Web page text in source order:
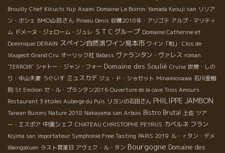
Brouilly Chef Kikuchi Yuji Asami Domaine Le Boiron Yamada Kyouji san リリア
ン・ボシェ BMO山田さん Pineau Denis 収穫2018年・アリゴテ アルプ・マリティ
ム ドメーヌ・ジェローム・ジュレ ＳＴＣグループ Domaine Catherine et
Dominique DERAIN スペイン自然派ワイン見本市 ワイン「和」
Clos de
Vougeot Grand Cru オーリック社 Babass ヴァランタン・ヴァレス roman
'TERROIR' シャトー・ジャン・フォー Domaine des Soulié Cruise 炭焼・しの
り・中山夫妻 うぐいす ミュスカデ ジュ・ド・ショセット Minamiosawa 石川亜樹
則 St Emilion セ・ル・プランタン2016 Ouverture de la cave Trois Amours
Restaurant 3 étoiles Auberge du Puis リヨンの石田さん PHILIPPE JAMBON
Taiwan Buvons Nature 2018 Nakayama san Arbois Bistro Brutal 土佐 ツア
ー・エスポア 中湊シェフ CHATEAU CHRISTOPHE PEYRUS カベルネ フラン
Kojima san Importateur Symphonie Free Tasting PARIS 2019 ル・ｒタン・デメ
Waingakuen ラスト営業日 アヴェク・ル・タン Bourgogne Domaine des